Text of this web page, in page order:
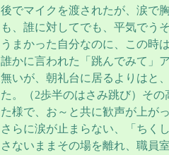
後でマイクを渡されたが、涙で
も、誰に対してでも、平気でう
うまかった自分なのに、この時
誰かに言われた「跳んでみて」
無いが、朝礼台に居るよりはと
た。（2歩半のはさみ跳び）そ
た様で、お～と共に歓声が上がっ
さらに涙が止まらない、「ちく
さないままその場を離れ、職員